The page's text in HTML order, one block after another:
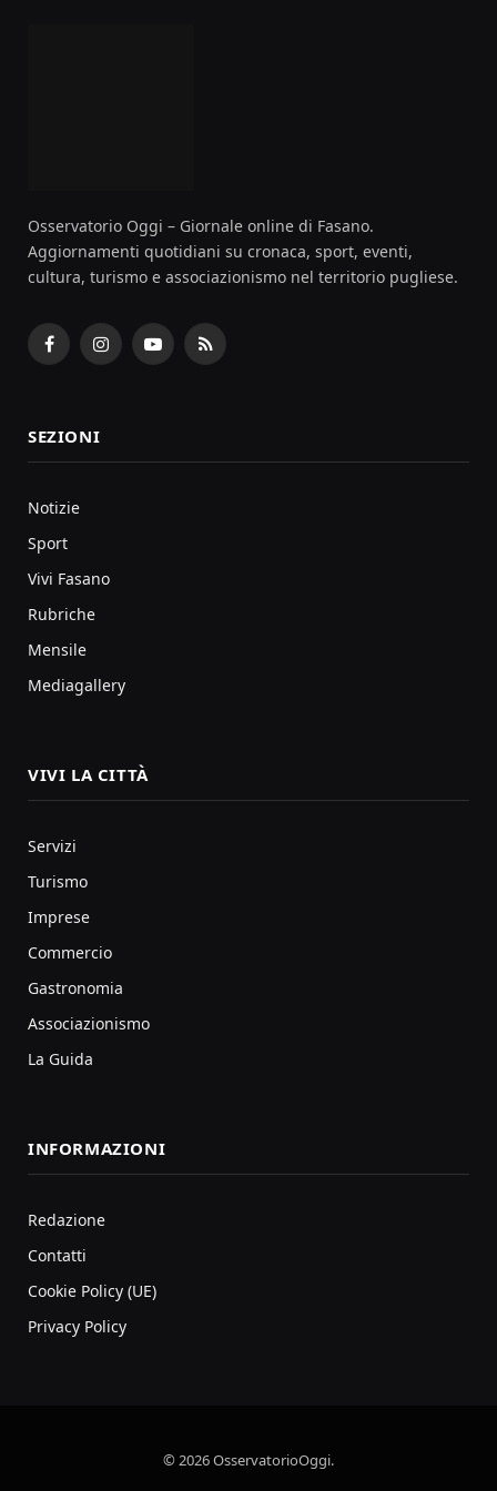
Osservatorio Oggi – Giornale online di Fasano.
Aggiornamenti quotidiani su cronaca, sport, eventi,
cultura, turismo e associazionismo nel territorio pugliese.
FacebookInstagramYouTubeRSS
SEZIONI
Notizie
Sport
Vivi Fasano
Rubriche
Mensile
Mediagallery
VIVI LA CITTÀ
Servizi
Turismo
Imprese
Commercio
Gastronomia
Associazionismo
La Guida
INFORMAZIONI
Redazione
Contatti
Cookie Policy (UE)
Privacy Policy
© 2026 OsservatorioOggi.